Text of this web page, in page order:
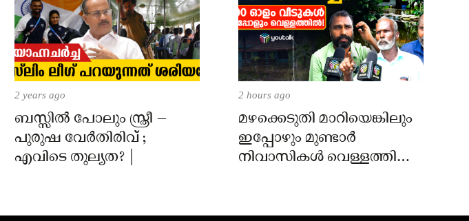
2 years ago
ബസ്സിൽ പോലും സ്ത്രീ –
പുരുഷ വേർതിരിവ് ;
എവിടെ തുല്യത? |
2 hours ago
മഴക്കെടുതി മാറിയെങ്കിലും
ഇപ്പോഴും മുണ്ടാർ
നിവാസികൾ വെള്ളത്തിൽ!